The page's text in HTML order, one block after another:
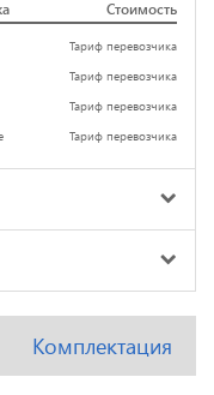
Стоимость
Тариф перевозчика
Тариф перевозчика
Тариф перевозчика
Тариф перевозчика
Комплектация